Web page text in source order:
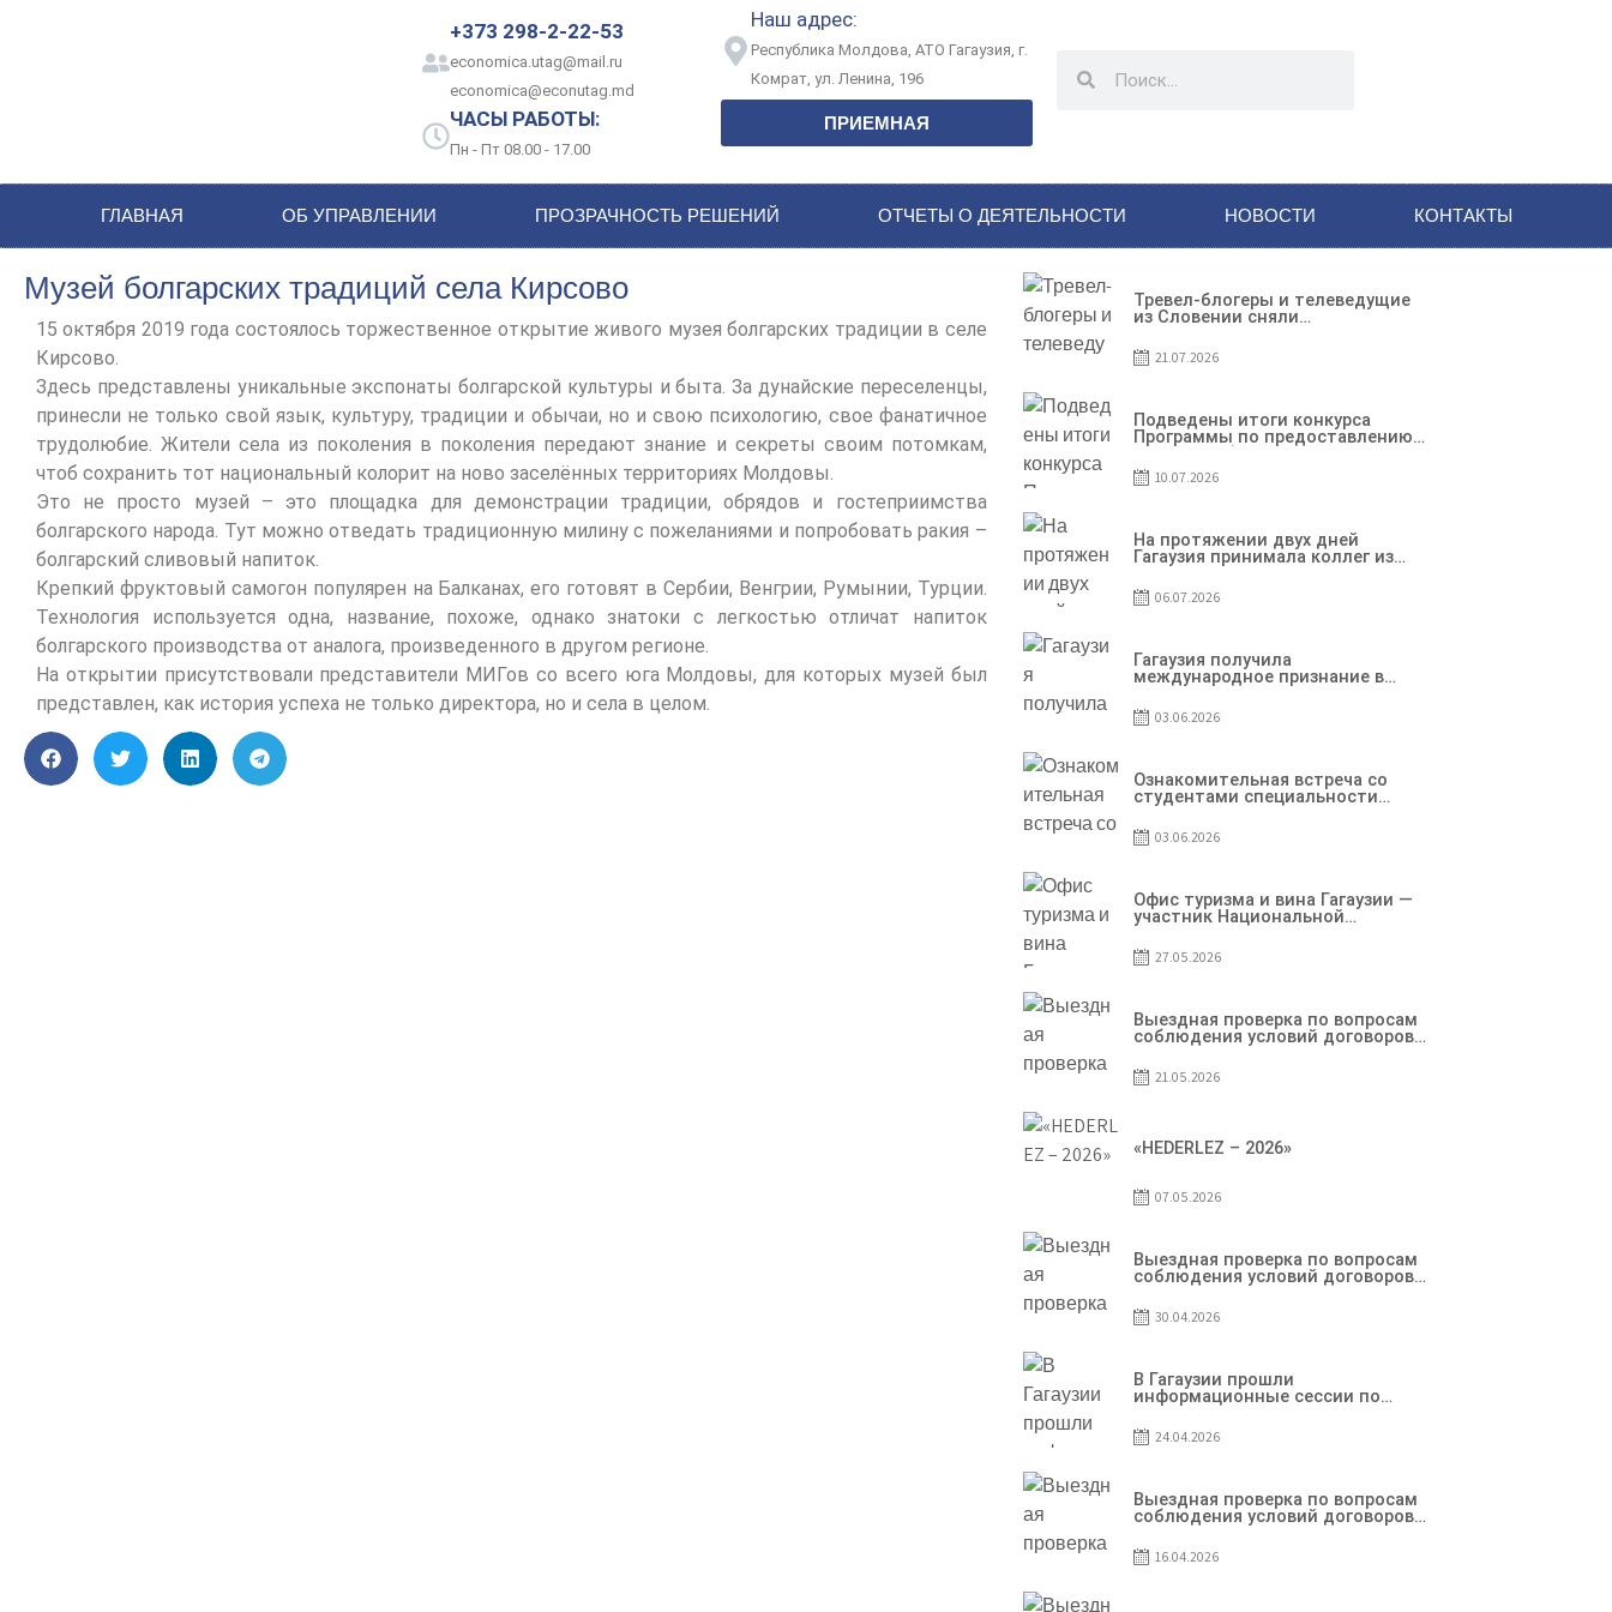
+373 298-2-22-53
economica.utag@mail.ru
economica@econutag.md
ЧАСЫ РАБОТЫ:
Пн - Пт 08.00 - 17.00
Наш адрес:
Республика Молдова, АТО Гагаузия, г.
Комрат, ул. Ленина, 196
ПРИЕМНАЯ
ГЛАВНАЯ ОБ УПРАВЛЕНИИ ПРОЗРАЧНОСТЬ РЕШЕНИЙ ОТЧЕТЫ О ДЕЯТЕЛЬНОСТИ НОВОСТИ КОНТАКТЫ
Музей болгарских традиций села Кирсово
15 октября 2019 года состоялось торжественное открытие живого музея болгарских традиции в селе
Кирсово.
Здесь представлены уникальные экспонаты болгарской культуры и быта. За дунайские переселенцы,
принесли не только свой язык, культуру, традиции и обычаи, но и свою психологию, свое фанатичное
трудолюбие. Жители села из поколения в поколения передают знание и секреты своим потомкам,
чтоб сохранить тот национальный колорит на ново заселённых территориях Молдовы.
Это не просто музей – это площадка для демонстрации традиции, обрядов и гостеприимства
болгарского народа. Тут можно отведать традиционную милину с пожеланиями и попробовать ракия –
болгарский сливовый напиток.
Крепкий фруктовый самогон популярен на Балканах, его готовят в Сербии, Венгрии, Румынии, Турции.
Технология используется одна, название, похоже, однако знатоки с легкостью отличат напиток
болгарского производства от аналога, произведенного в другом регионе.
На открытии присутствовали представители МИГов со всего юга Молдовы, для которых музей был
представлен, как история успеха не только директора, но и села в целом.
Тревел-блогеры и телеведущие
из Словении сняли
Гагаузии
21.07.2026
Подведены итоги конкурса
Программы по предоставлению
предпринимательства – 2026
10.07.2026
На протяжении двух дней
Гагаузия принимала коллег из
Республики Молдова
06.07.2026
Гагаузия получила
международное признание в
03.06.2026
Ознакомительная встреча со
студентами специальности
03.06.2026
Офис туризма и вина Гагаузии —
участник Национальной
туризма
27.05.2026
Выездная проверка по вопросам
соблюдения условий договоров
предприятия SRL Baurlukhouse
21.05.2026
«HEDERLEZ – 2026»
07.05.2026
Выездная проверка по вопросам
соблюдения условий договоров
предприятия SRL Grand Nic Oil
Company
30.04.2026
В Гагаузии прошли
информационные сессии по
24.04.2026
Выездная проверка по вопросам
соблюдения условий договоров
предприятия SRL Patiseria
Familiei
16.04.2026